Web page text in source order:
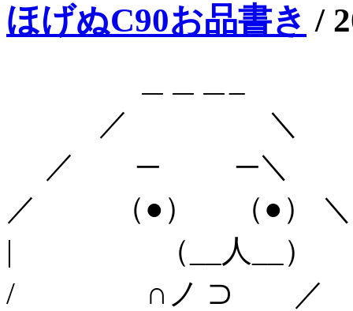
ほげぬC90お品書き /
／ ＼
／ ─ ─＼
／ （●） （●） ＼
| （__人
/ ∩ノ ⊃ ／